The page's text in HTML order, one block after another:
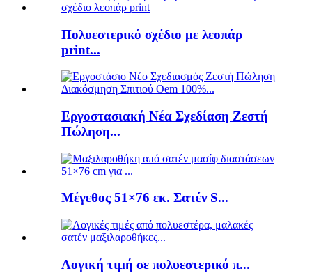
Πολυεστερικό σχέδιο με λεοπάρ
print...
Εργοστασιακή Νέα Σχεδίαση Ζεστή
Πώληση...
Μέγεθος 51×76 εκ. Σατέν S...
Λογική τιμή σε πολυεστερικό π...